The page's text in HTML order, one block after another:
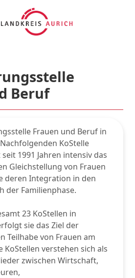
Beruf
Frauen und Beruf in
KoStelle
1991 Jahren intensiv das
Gleichstellung von Frauen
deren Integration in den
der Familienphase.
23 KoStellen in
sie das Ziel der
Teilhabe von Frauen am
KoStellen verstehen sich als
zwischen Wirtschaft,